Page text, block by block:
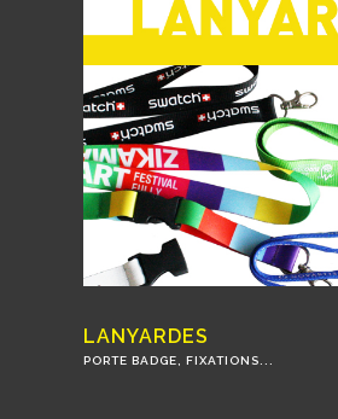
LANYARDES
PORTE BADGE, FIXATIONS...